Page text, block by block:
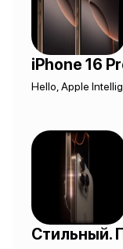
iPhone 16
Hello, Apple
Стильный.